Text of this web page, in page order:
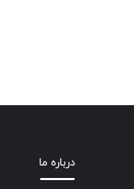
درباره ما